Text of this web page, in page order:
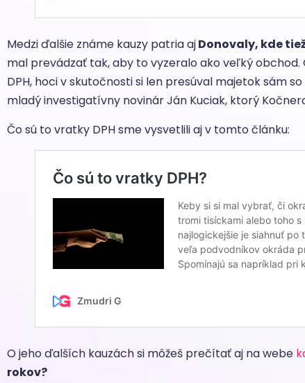
Medzi ďalšie známe kauzy patria ajDonovaly, kde
mal prevádzať tak, aby to vyzeralo ako veľký
DPH, hoci v skutočnosti si len presúval majetok sám
mladý investigatívny novinár Ján Kuciak, ktorý
Čo sú to vratky DPH sme vysvetlili aj v tomto článku:
O jeho ďalších kauzách si môžeš prečítať aj na webe
rokov?